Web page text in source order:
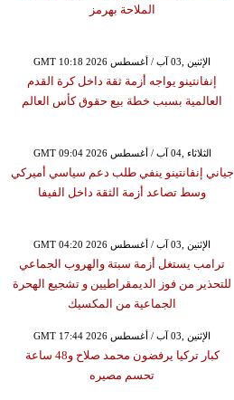
الملاحة بهرمز
GMT 10:18 2026 الإثنين ,03 آب / أغسطس
إنفانتينو يواجه أزمة ثقة داخل كرة القدم
العالمية بسبب خطة بيع حقوق كأس العالم
GMT 09:04 2026 الثلاثاء ,04 آب / أغسطس
جياني إنفانتينو ينفي طلب دعم سياسي أميركي
وسط تصاعد أزمة الثقة داخل الفيفا
GMT 04:20 2026 الإثنين ,03 آب / أغسطس
ترامب يستغل أزمة سبتة والهروب الجماعي
للتحذير من فوز الديمقراطيين و تشجيع الهحرة
الجماعية من المكسيك
GMT 17:44 2026 الإثنين ,03 آب / أغسطس
كبار تركيا يرفضون محمد صلاح و48 ساعة
تحسم مصيره